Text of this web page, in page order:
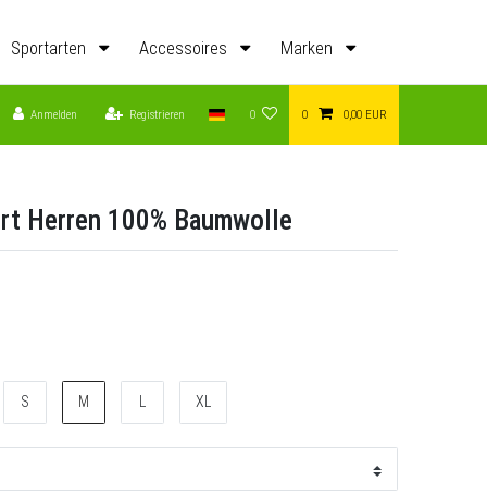
Sportarten Accessoires Marken
Anmelden Registrieren 0 0 0,00 EUR
Herren 100% Baumwolle
S M XL